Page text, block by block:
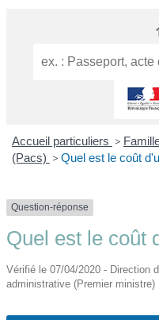
Accueil particuliers >
(Pacs) > Quel est le coût
Question-réponse
Quel est le coût
Vérifié le 07/04/2020 - Direction
administrative (Premier ministre)